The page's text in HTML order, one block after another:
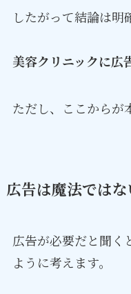
したがって結論は明
美容クリニックに広
ただし、ここからが
広告は魔法ではな
広告が必要だと聞く
ように考えます。